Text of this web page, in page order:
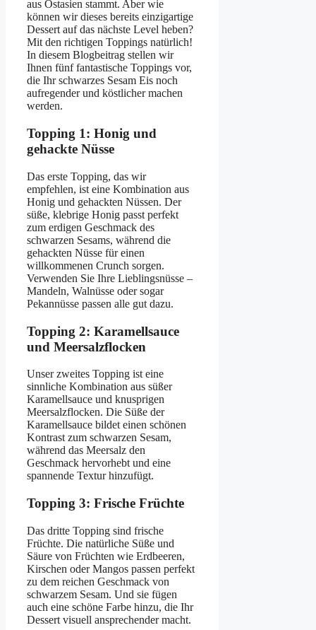
aus Ostasien stammt. Aber wie
können wir dieses bereits einzigartige
Dessert auf das nächste Level heben?
Mit den richtigen Toppings natürlich!
In diesem Blogbeitrag stellen wir
Ihnen fünf fantastische Toppings vor,
die Ihr schwarzes Sesam Eis noch
aufregender und köstlicher machen
werden.
Topping 1: Honig und
gehackte Nüsse
Das erste Topping, das wir
empfehlen, ist eine Kombination aus
Honig und gehackten Nüssen. Der
süße, klebrige Honig passt perfekt
zum erdigen Geschmack des
schwarzen Sesams, während die
gehackten Nüsse für einen
willkommenen Crunch sorgen.
Verwenden Sie Ihre Lieblingsnüsse –
Mandeln, Walnüsse oder sogar
Pekannüsse passen alle gut dazu.
Topping 2: Karamellsauce
und Meersalzflocken
Unser zweites Topping ist eine
sinnliche Kombination aus süßer
Karamellsauce und knusprigen
Meersalzflocken. Die Süße der
Karamellsauce bildet einen schönen
Kontrast zum schwarzen Sesam,
während das Meersalz den
Geschmack hervorhebt und eine
spannende Textur hinzufügt.
Topping 3: Frische Früchte
Das dritte Topping sind frische
Früchte. Die natürliche Süße und
Säure von Früchten wie Erdbeeren,
Kirschen oder Mangos passen perfekt
zu dem reichen Geschmack von
schwarzem Sesam. Und sie fügen
auch eine schöne Farbe hinzu, die Ihr
Dessert visuell ansprechender macht.